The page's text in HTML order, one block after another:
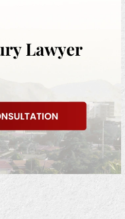
de
Mark hizo un trabajo
cuando me resbalé en
restaurante. El dueño